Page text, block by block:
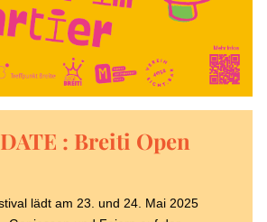
: Breiti Open
lädt am 23. und 24. Mai 2025